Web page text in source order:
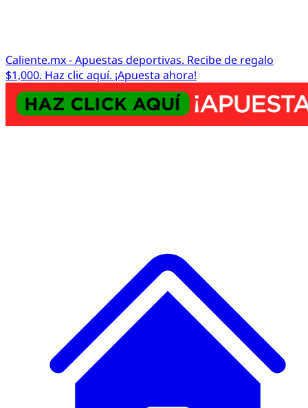
Caliente.mx - Apuestas deportivas. Recibe de regalo
$1,000. Haz clic aquí. ¡Apuesta ahora!